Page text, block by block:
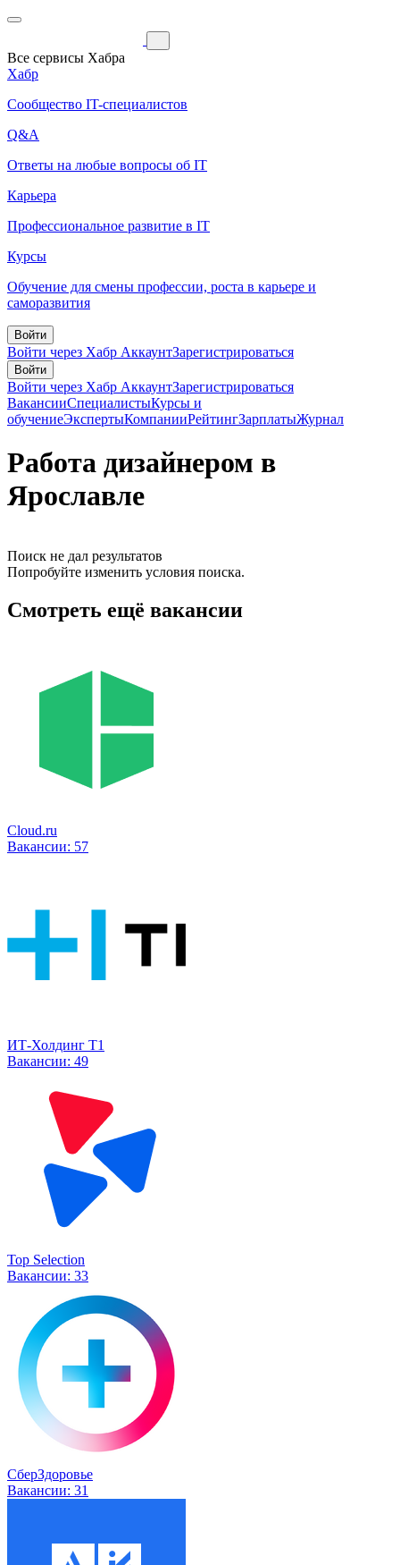
Все сервисы Хабра
Хабр
Сообщество IT-специалистов
Q&A
Ответы на любые вопросы об IT
Карьера
Профессиональное развитие в IT
Курсы
Обучение для смены профессии, роста в карьере и
саморазвития
Войти
Войти через Хабр АккаунтЗарегистрироваться
Войти
Войти через Хабр АккаунтЗарегистрироваться
ВакансииСпециалистыКурсы и
обучениеЭкспертыКомпанииРейтингЗарплатыЖурнал
Работа дизайнером в
Ярославле
Поиск не дал результатов
Попробуйте изменить условия поиска.
Смотреть ещё вакансии
Cloud.ru
Вакансии: 57
ИТ-Холдинг Т1
Вакансии: 49
Top Selection
Вакансии: 33
СберЗдоровье
Вакансии: 31